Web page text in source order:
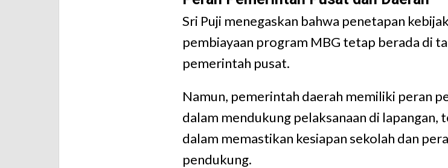
Sri Puji menegaskan bahwa penetapan
pembiayaan program MBG tetap berada di
pemerintah pusat.
Namun, pemerintah daerah memiliki peran
dalam mendukung pelaksanaan di lapangan,
dalam memastikan kesiapan sekolah dan
pendukung.